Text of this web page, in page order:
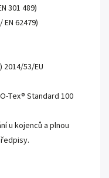
301 489)
62479)
2014/53/EU
Tex® Standard 100
u kojenců a plnou